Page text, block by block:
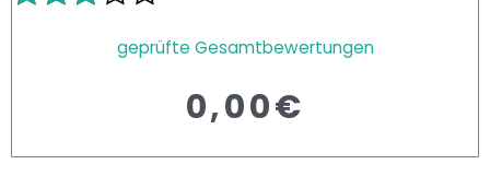
geprüfte Gesamtbewertungen
0,00€